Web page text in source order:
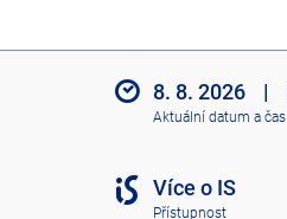
8. 8. 2026 |
Aktuální datum a čas
Více o IS
Přístupnost